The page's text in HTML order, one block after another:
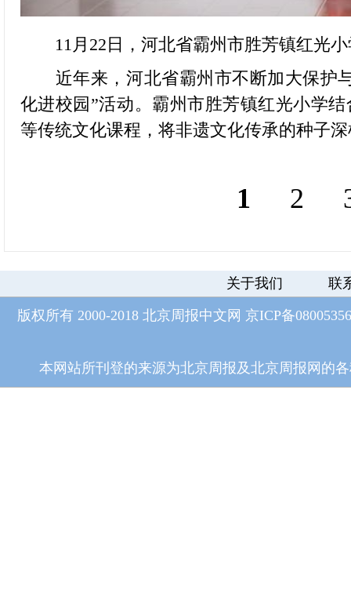
11月22日，河北省霸州市胜芳镇红光小
近年来，河北省霸州市不断加大保护与
化进校园”活动。霸州市胜芳镇红光小学
等传统文化课程，将非遗文化传承的种子
1 2
关于我们 联
版权所有 2000-2018 北京周报中文网 京ICP备
本网站所刊登的来源为北京周报及北京周报网的